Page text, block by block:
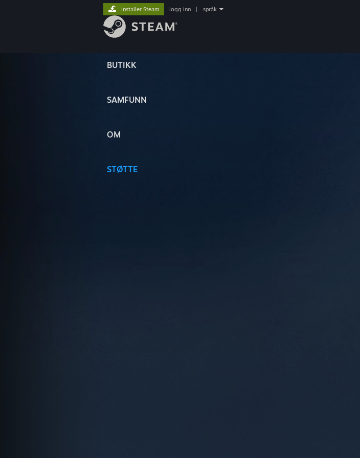
BUTIKK
SAMFUNN
OM
STØTTE
Installer Steam logg inn språk